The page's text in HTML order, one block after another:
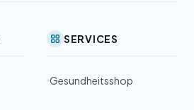
SERVICES
Gesundheitsshop